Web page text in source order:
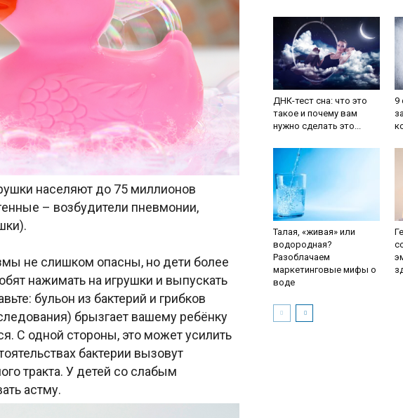
населяют до 75 миллионов
– возбудители пневмонии,
не слишком опасны, но дети более
нажимать на игрушки и выпускать
бульон из бактерий и грибков
брызгает вашему ребёнку
С одной стороны, это может усилить
бактерии вызовут
тракта. У детей со слабым
астму.
ДНК-тест сна: что это
такое и почему вам
нужно сделать это...
9
Талая, «живая» или
водородная?
Разоблачаем
маркетинговые мифы о
воде